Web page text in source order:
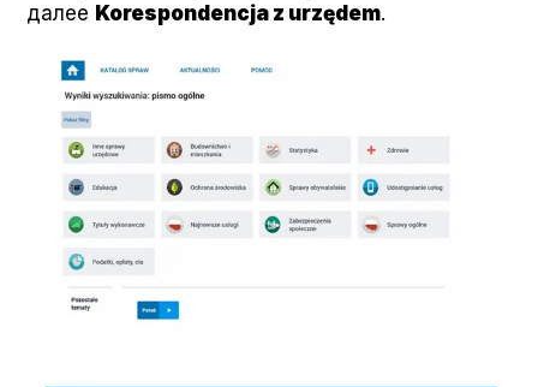
далее Kore­spon­denc­ja z urzę­dem.